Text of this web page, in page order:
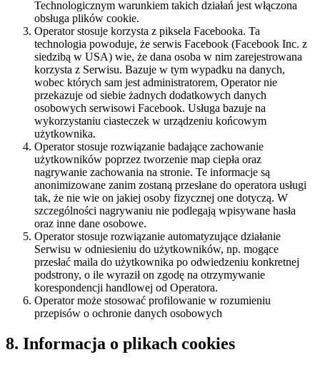
Technologicznym warunkiem takich działań jest włączona
obsługa plików cookie.
Operator stosuje korzysta z piksela Facebooka. Ta
technologia powoduje, że serwis Facebook (Facebook Inc. z
siedzibą w USA) wie, że dana osoba w nim zarejestrowana
korzysta z Serwisu. Bazuje w tym wypadku na danych,
wobec których sam jest administratorem, Operator nie
przekazuje od siebie żadnych dodatkowych danych
osobowych serwisowi Facebook. Usługa bazuje na
wykorzystaniu ciasteczek w urządzeniu końcowym
użytkownika.
Operator stosuje rozwiązanie badające zachowanie
użytkowników poprzez tworzenie map ciepła oraz
nagrywanie zachowania na stronie. Te informacje są
anonimizowane zanim zostaną przesłane do operatora usługi
tak, że nie wie on jakiej osoby fizycznej one dotyczą. W
szczególności nagrywaniu nie podlegają wpisywane hasła
oraz inne dane osobowe.
Operator stosuje rozwiązanie automatyzujące działanie
Serwisu w odniesieniu do użytkowników, np. mogące
przesłać maila do użytkownika po odwiedzeniu konkretnej
podstrony, o ile wyraził on zgodę na otrzymywanie
korespondencji handlowej od Operatora.
Operator może stosować profilowanie w rozumieniu
przepisów o ochronie danych osobowych
8. Informacja o plikach cookies